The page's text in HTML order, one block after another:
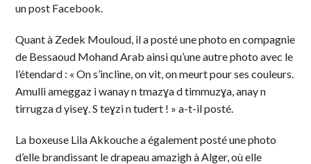
un post Facebook.
Quant à Zedek Mouloud, il a posté une photo en compagnie
de Bessaoud Mohand Arab ainsi qu’une autre photo avec le
l’étendard : « On s’incline, on vit, on meurt pour ses couleurs.
Amulli ameggaz i wanay n tmazɣa d timmuzɣa, anay n
tirrugza d yiseɣ. S teɣzi n tudert ! » a-t-il posté.
La boxeuse Lila Akkouche a également posté une photo
d’elle brandissant le drapeau amazigh à Alger, où elle